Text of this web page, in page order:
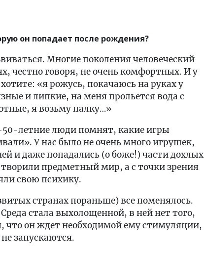
он попадает после рождения?
Многие поколения человеческий
честно говоря, не очень комфортных. И у
«я рожусь, покачаюсь на руках у
и липкие, на меня прольется вода с
я возьму палку…»
летние люди помнят, какие игры
У нас было не очень много игрушек,
и даже попадались (о боже!) части дохлых
предметный мир, а с точки зрения
свою психику.
странах пораньше) все поменялось.
стала выхолощенной, в ней нет того,
что он ждет необходимой ему стимуляции,
запускаются.